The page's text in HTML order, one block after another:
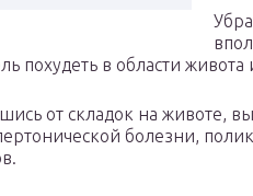
похудеть в области
от складок на животе,
болезни,